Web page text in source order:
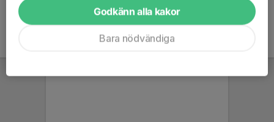
Godkänn alla kakor
Bara nödvändiga